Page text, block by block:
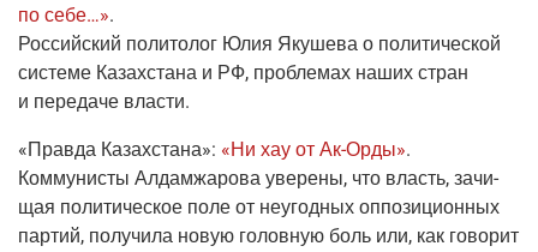
по себе…».
Рос­сий­ский поли­то­лог Юлия Яку­ше­ва о поли­ти­че­ской
систе­ме Казах­ста­на и РФ, про­бле­мах наших стран
и пере­да­че власти.
«Прав­да Казах­ста­на»: «Ни хау от Ак-Орды».
Ком­му­ни­сты Алдам­жа­ро­ва уве­ре­ны, что власть, зачи­
щая поли­ти­че­ское поле от неугод­ных оппо­зи­ци­он­ных
пар­тий, полу­чи­ла новую голов­ную боль или, как гово­рит